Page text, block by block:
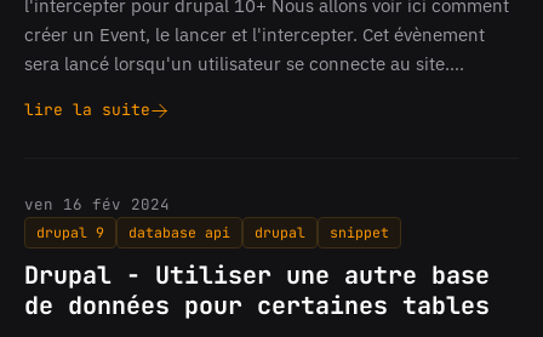
l'intercepter pour drupal 10+ Nous allons voir ici comment
créer un Event, le lancer et l'intercepter. Cet évènement
sera lancé lorsqu'un utilisateur se connecte au site.…
lire la suite
Drupal
Créer
un
Event,
le
lancer
et
ven 16 fév 2024
drupal 9 database api drupal snippet
Drupal - Utiliser une autre base
de données pour certaines tables